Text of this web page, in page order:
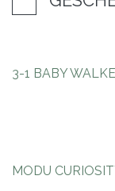
3-1 BABY
MODU